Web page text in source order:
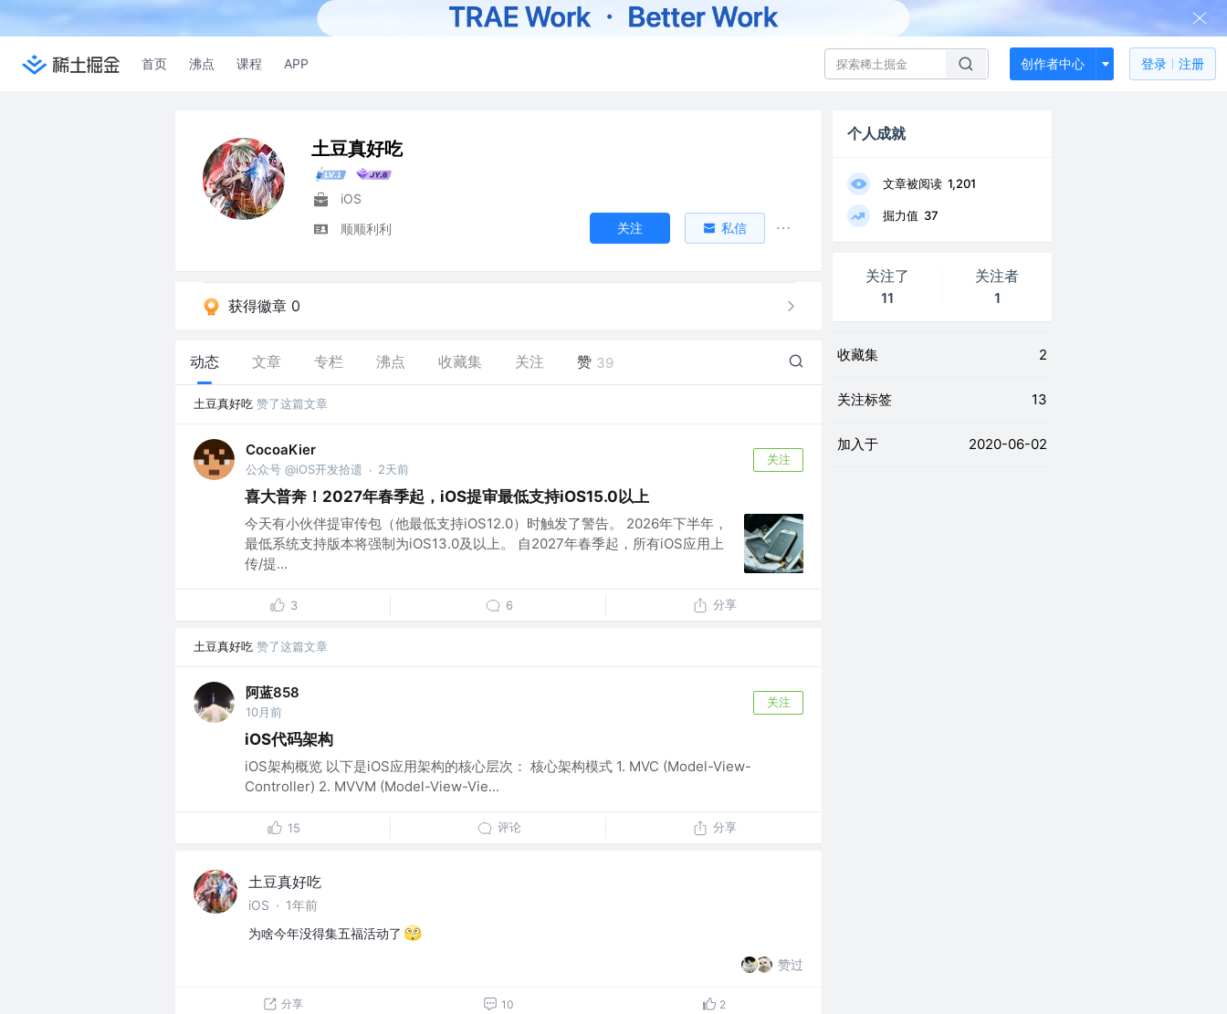
首页 沸点 课程 APP 创作者中心 登录 注册
土豆真好吃
iOS
顺顺利利
关注 私信
获得徽章 0
动态 文章 专栏 沸点 收藏集 关注 赞 39
土豆真好吃 赞了这篇文章
CocoaKier
公众号 @iOS开发拾遗 · 2天前
关注
喜大普奔！2027年春季起，iOS提审最低支持iOS15.0以上
今天有小伙伴提审传包（他最低支持iOS12.0）时触发了警告。 2026年下半年，
最低系统支持版本将强制为iOS13.0及以上。 自2027年春季起，所有iOS应用上
传/提...
3 6 分享
土豆真好吃 赞了这篇文章
阿蓝858
10月前
关注
iOS代码架构
iOS架构概览 以下是iOS应用架构的核心层次： 核心架构模式 1. MVC (Model-View-
Controller) 2. MVVM (Model-View-Vie...
15 评论 分享
土豆真好吃
iOS · 1年前
为啥今年没得集五福活动了
赞过
分享 10 2
个人成就
文章被阅读 1,201
掘力值 37
关注了
11
关注者
1
收藏集 2
关注标签 13
加入于 2020-06-02